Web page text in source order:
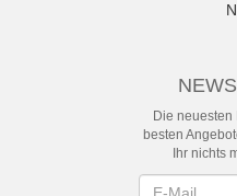
Die neuesten
besten
Ihr nichts